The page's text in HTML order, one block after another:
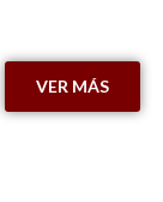
VER MÁS